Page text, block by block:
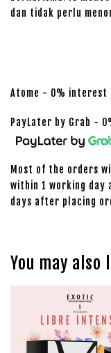
dan tidak perlu
Atome - 0% interest
PayLater by Grab -
Most of the orders
within 1 working day
days after placing
You may also